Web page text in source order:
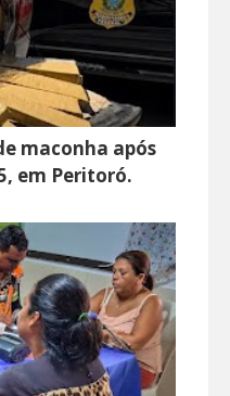
maconha após
em Peritoró.